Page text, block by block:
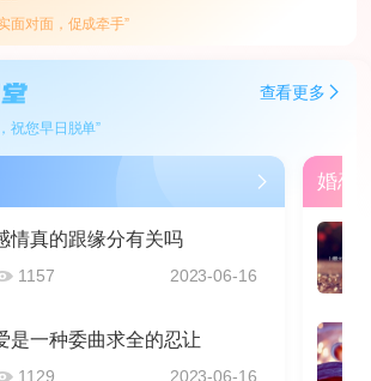
面对面，促成牵手”
查看更多
祝您早日脱单”
情真的跟缘分有关吗
1157 2023-06-16
是一种委曲求全的忍让
1129 2023-06-16
婚恋